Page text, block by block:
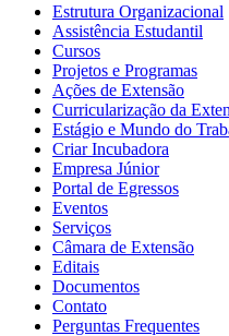
Estrutura Organizacional
Assistência Estudantil
Cursos
Projetos e Programas
Ações de Extensão
Curricularização da
Estágio e Mundo do
Criar Incubadora
Empresa Júnior
Portal de Egressos
Eventos
Serviços
Câmara de Extensão
Editais
Documentos
Contato
Perguntas Frequentes